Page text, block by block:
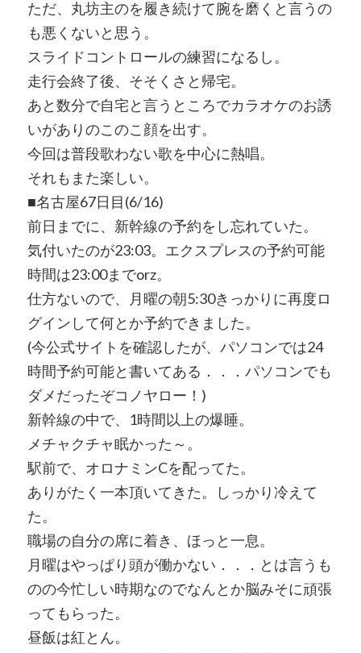
ただ、丸坊主のを履き続けて腕を磨くと言うの
も悪くないと思う。
スライドコントロールの練習になるし。
走行会終了後、そそくさと帰宅。
あと数分で自宅と言うところでカラオケのお誘
いがありのこのこ顔を出す。
今回は普段歌わない歌を中心に熱唱。
それもまた楽しい。
■名古屋67日目(6/16)
前日までに、新幹線の予約をし忘れていた。
気付いたのが23:03。エクスプレスの予約可能
時間は23:00までorz。
仕方ないので、月曜の朝5:30きっかりに再度ロ
グインして何とか予約できました。
(今公式サイトを確認したが、パソコンでは24
時間予約可能と書いてある．．．パソコンでも
ダメだったぞコノヤロー！)
新幹線の中で、1時間以上の爆睡。
メチャクチャ眠かった～。
駅前で、オロナミンCを配ってた。
ありがたく一本頂いてきた。しっかり冷えて
た。
職場の自分の席に着き、ほっと一息。
月曜はやっぱり頭が働かない．．．とは言うも
のの今忙しい時期なのでなんとか脳みそに頑張
ってもらった。
昼飯は紅とん。